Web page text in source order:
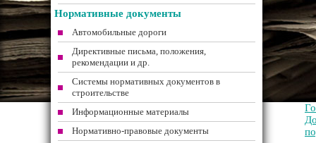
Нормативные документы
Автомобильные дороги
Директивные письма, положения,
рекомендации и др.
Системы нормативных документов в
строительстве
Информационные материалы
Нормативно-правовые документы